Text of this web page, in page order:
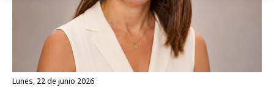
lunes, 22 de junio 2026